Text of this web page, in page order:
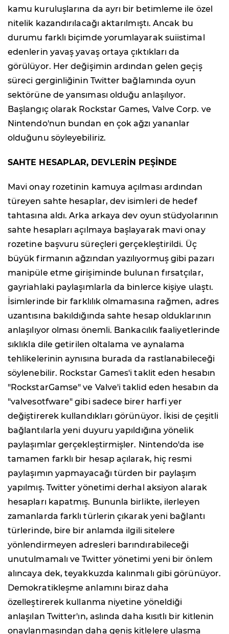
kamu kuruluşlarına da ayrı bir betimleme ile özel
nitelik kazandırılacağı aktarılmıştı. Ancak bu
durumu farklı biçimde yorumlayarak suiistimal
edenlerin yavaş yavaş ortaya çıktıkları da
görülüyor. Her değişimin ardından gelen geçiş
süreci gerginliğinin Twitter bağlamında oyun
sektörüne de yansıması olduğu anlaşılıyor.
Başlangıç olarak Rockstar Games, Valve Corp. ve
Nintendo'nun bundan en çok ağzı yananlar
olduğunu söyleyebiliriz.
SAHTE HESAPLAR, DEVLERİN PEŞİNDE
Mavi onay rozetinin kamuya açılması ardından
türeyen sahte hesaplar, dev isimleri de hedef
tahtasına aldı. Arka arkaya dev oyun stüdyolarının
sahte hesapları açılmaya başlayarak mavi onay
rozetine başvuru süreçleri gerçekleştirildi. Üç
büyük firmanın ağzından yazılıyormuş gibi pazarı
manipüle etme girişiminde bulunan fırsatçılar,
gayriahlaki paylaşımlarla da binlerce kişiye ulaştı.
İsimlerinde bir farklılık olmamasına rağmen, adres
uzantısına bakıldığında sahte hesap olduklarının
anlaşılıyor olması önemli. Bankacılık faaliyetlerinde
sıklıkla dile getirilen oltalama ve aynalama
tehlikelerinin aynısına burada da rastlanabileceği
söylenebilir. Rockstar Games'i taklit eden hesabın
"RockstarGamse" ve Valve'i taklid eden hesabın da
"valvesotfware" gibi sadece birer harfi yer
değiştirerek kullandıkları görünüyor. İkisi de çeşitli
bağlantılarla yeni duyuru yapıldığına yönelik
paylaşımlar gerçekleştirmişler. Nintendo'da ise
tamamen farklı bir hesap açılarak, hiç resmi
paylaşımın yapmayacağı türden bir paylaşım
yapılmış. Twitter yönetimi derhal aksiyon alarak
hesapları kapatmış. Bununla birlikte, ilerleyen
zamanlarda farklı türlerin çıkarak yeni bağlantı
türlerinde, bire bir anlamda ilgili sitelere
yönlendirmeyen adresleri barındırabileceği
unutulmamalı ve Twitter yönetimi yeni bir önlem
alıncaya dek, teyakkuzda kalınmalı gibi görünüyor.
Demokratikleşme anlamını biraz daha
özelleştirerek kullanma niyetine yöneldiği
anlaşılan Twitter'ın, aslında daha kısıtlı bir kitlenin
onaylanmasından daha geniş kitlelere ulaşma